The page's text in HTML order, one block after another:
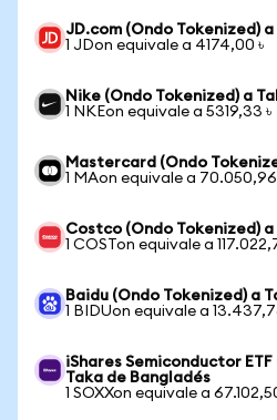
JD.com (Ondo Tokenized)
1 JDon equivale a 4174,00 ৳
Nike (Ondo Tokenized) a
1 NKEon equivale a 5319,33 ৳
Mastercard (Ondo
1 MAon equivale a 70.050,96
Costco (Ondo Tokenized)
1 COSTon equivale a
Baidu (Ondo Tokenized) a
1 BIDUon equivale a
iShares Semiconductor
Taka de Bangladés
1 SOXXon equivale a